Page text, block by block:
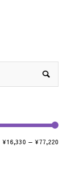
¥16,330 — ¥77,220